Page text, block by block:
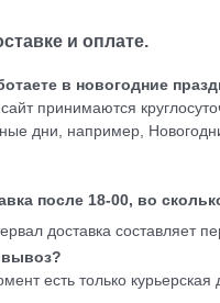
и оплате.
в новогодние
сайт принимаются
дни, например,
после 18-00, во
доставка составляет
есть только курьерская